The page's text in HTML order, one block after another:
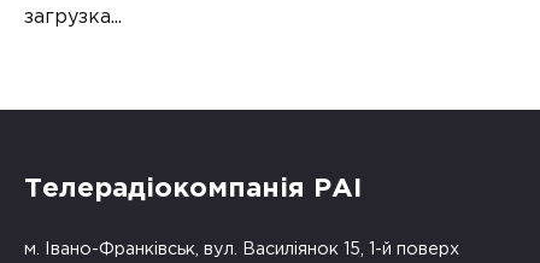
загрузка...
Телерадіокомпанія РАІ
м. Івано-Франківськ, вул. Василіянок 15, 1-й поверх